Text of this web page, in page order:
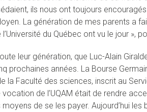
ils nous ont toujours
La génération de mes parents a
du Québec ont vu le jour »,
leur génération, que Luc-Alain
prochaines années. La Bourse
la Faculté des sciences, inscrit au
de l’UQAM était de rendre
de se les payer. Aujourd’hui les